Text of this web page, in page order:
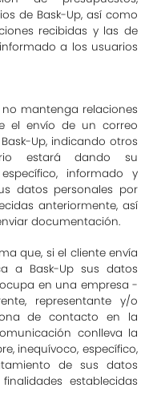
de Bask-Up, así como
recibidas y las de
a los usuarios
mantenga relaciones
el envío de un correo
Up, indicando otros
estará dando su
informado y
datos personales por
anteriormente, así
documentación.
que, si el cliente envía
a Bask-Up sus datos
en una empresa -
representante y/o
de contacto en la
conlleva la
inequívoco, específico,
de sus datos
establecidas